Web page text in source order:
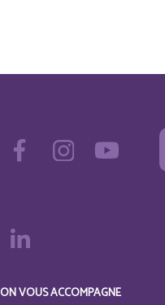
ON VOUS ACCOMPAGNE